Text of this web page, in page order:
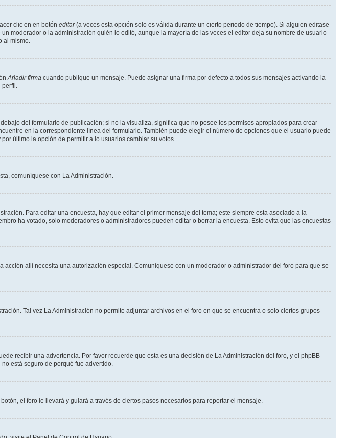
clic en en botón editar(a veces esta opción solo es válida durante un cierto periodo de tiempo). Si alguien editase
moderador o la administración quién lo editó, aunque la mayoría de las veces el editor deja su nombre de usuario
al mismo.
Añadir firma cuando publique un mensaje. Puede asignar una firma por defecto a todos sus mensajes activando la
del formulario de publicación; si no la visualiza, significa que no posee los permisos apropiados para crear
en la correspondiente línea del formulario. También puede elegir el número de opciones que el usuario puede
último la opción de permitir a lo usuarios cambiar su votos.
comuníquese con La Administración.
Para editar una encuesta, hay que editar el primer mensaje del tema; este siempre esta asociado a la
ha votado, solo moderadores o administradores pueden editar o borrar la encuesta. Esto evita que las encuestas
allí necesita una autorización especial. Comuníquese con un moderador o administrador del foro para que se
Tal vez La Administración no permite adjuntar archivos en el foro en que se encuentra o solo ciertos grupos
recibir una advertencia. Por favor recuerde que esta es una decisión de La Administración del foro, y el phpBB
está seguro de porqué fue advertido.
el foro le llevará y guiará a través de ciertos pasos necesarios para reportar el mensaje.